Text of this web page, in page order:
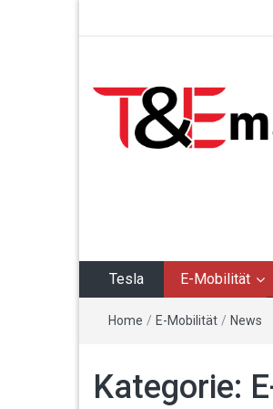
Tesla E-Mobilität
Home / E-Mobilität / News
Kategorie: